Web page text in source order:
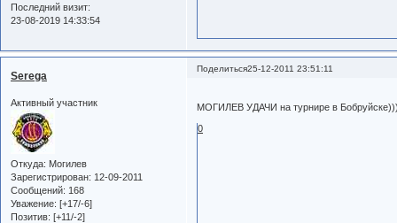
Последний визит:
23-08-2019 14:33:54
Поделиться25-12-2011 23:51:11
Serega
Активный участник
Откуда: Могилев
Зарегистрирован: 12-09-2011
Сообщений: 168
Уважение: [+17/-6]
Позитив: [+11/-2]
МОГИЛЕВ УДАЧИ на турнире в
0